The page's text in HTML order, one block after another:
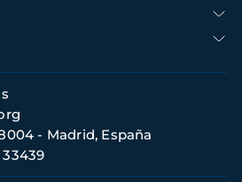
- Madrid, España